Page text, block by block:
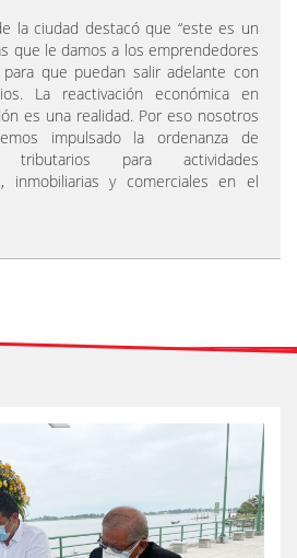
la ciudad destacó que “este es un
que le damos a los emprendedores
que puedan salir adelante con
La reactivación económica en
es una realidad. Por eso nosotros
impulsado la ordenanza de
tributarios para actividades
inmobiliarias y comerciales en el